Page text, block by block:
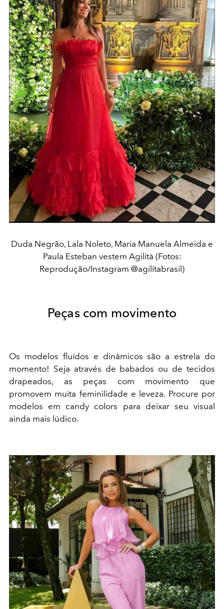
Duda Negrão, Lala Noleto, Maria Manuela Almeida e
Paula Esteban vestem Agilità (Fotos:
Reprodução/Instagram @agilitabrasil)
Peças com movimento
Os modelos fluídos e dinâmicos são a estrela do
momento! Seja através de babados ou de tecidos
drapeados, as peças com movimento que
promovem muita feminilidade e leveza. Procure por
modelos em candy colors para deixar seu visual
ainda mais lúdico.